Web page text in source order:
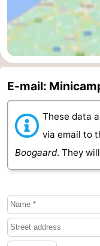
van
Schouwen
Veere
-
Nature
Oranjezon
-
Oostkapelle
-
Nature
Mantelingen
Westkapelle
-
Nature
Walcherse
-
Dishoek
-
E-mail:
These data
via email to
Boogaard. They